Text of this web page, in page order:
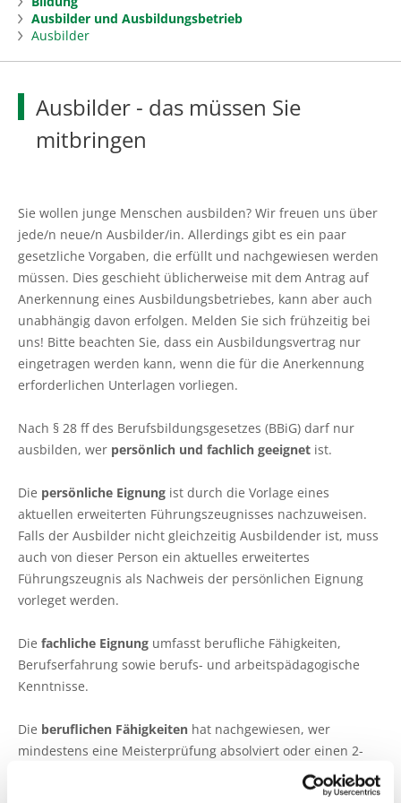
Beratung
Ansprechpartner finden
Ausbildungsberatung Grüne Berufe
Arbeitnehmerberatung
Compliance
Unternehmensberatung
Unternehmensführung
Coaching für Unternehmerinnen
Beratung Digitalisierung
Beratung in Einkommenskombinationen
Gemeinsam gegen psychische Belastungen in der
Landwirtschaft
Sozioökonomische Beratung
Mediation und Konfliktberatung
Düngeverordnung
Beratung EG-Wasserrahmenrichtlinie (WRRL)
Landwirtschaft mehr
Markt
Düngung
Ackerkulturen von Ackerbohnen bis
Zwischenfrüchte
Futter- und Substratkonservierung
Grünland
Tier
Ökologischer Landbau
Landwirtschaftliches Bauen und Energietechnik
Öko
Forst
Beratung und Betreuung
Förderung
Aus- und Weiterbildung
Wald- und Naturschutz
Planung und Gutachten
Baumkontrollen
Waldbestattung
Aktuelles in der Fischerei
Küstenfischerei und Kleine Hochseefischerei
Aquakultur und Binnenfischerei
Technische Kreislaufanlagen
Gartenbau
Aktuelles Gartenbau
Aktuelles aus dem Kompetenzzentrum
Baumschule
Baumschule
Weihnachtsbaumkulturen
Stauden
Garten- und Landschaftsbau
Öffentliches Grün
Golfrasen
Friedhofsgärtnerei
Gemüsebau
Bildung mehr
Bildung aktuell
Grüne Berufe
Ausbildungsberatung
Fort- und Weiterbildung
Praktikum
Ausbilder und Ausbildungsbetrieb
Partner
Landleben mehr
Land erleben & genießen
Einkaufen beim Erzeuger
Haus- und Kleingarten
Garten- und Balkontipps
Ausbilder und Ausbildungsbetrieb
Ausbilder
Ausbilder - das müssen Sie
mitbringen
Sie wollen junge Menschen ausbilden? Wir freuen uns über
jede/n neue/n Ausbilder/in. Allerdings gibt es ein paar
gesetzliche Vorgaben, die erfüllt und nachgewiesen werden
müssen. Dies geschieht üblicherweise mit dem Antrag auf
Anerkennung eines Ausbildungsbetriebes, kann aber auch
unabhängig davon erfolgen. Melden Sie sich frühzeitig bei
uns! Bitte beachten Sie, dass ein Ausbildungsvertrag nur
eingetragen werden kann, wenn die für die Anerkennung
erforderlichen Unterlagen vorliegen.
Nach § 28 ff des Berufsbildungsgesetzes (BBiG) darf nur
ausbilden, wer persönlich und fachlich geeignet ist.
Die persönliche Eignung ist durch die Vorlage eines
aktuellen erweiterten Führungszeugnisses nachzuweisen.
Falls der Ausbilder nicht gleichzeitig Ausbildender ist, muss
auch von dieser Person ein aktuelles erweitertes
Führungszeugnis als Nachweis der persönlichen Eignung
vorleget werden.
Die fachliche Eignung umfasst berufliche Fähigkeiten,
Berufserfahrung sowie berufs- und arbeitspädagogische
Kenntnisse.
Die beruflichen Fähigkeiten hat nachgewiesen, wer
mindestens eine Meisterprüfung absolviert oder einen 2-
jährigen Fachschul-, Hochschul- bzw. Universitätsabschluss
in einer dem Ausbildungsberuf entsprechenden